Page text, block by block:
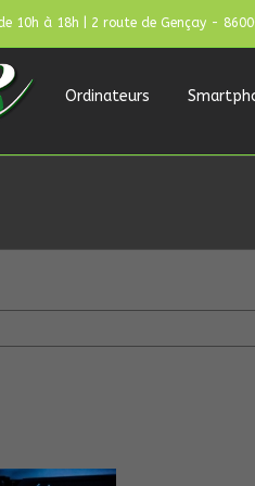
10h à 18h | 2 route de Gençay -
Ordinateurs